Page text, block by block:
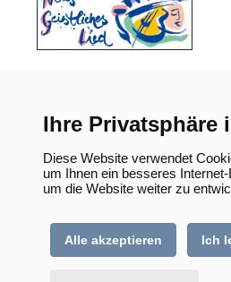
Ihre Privatsphäre
Diese Website verwendet
um Ihnen ein besseres
um die Website weiter zu
Alle akzeptieren Ich